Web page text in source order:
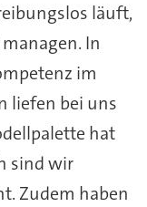
läuft,
In
im
liefen bei uns
hat
sind wir
Zudem haben